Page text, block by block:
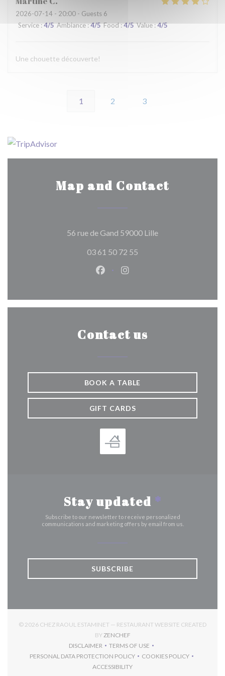
2026-07-14 - 20:00 - Guests 6
Service:4/5 Ambiance:4/5 Food:4/5 Value:4/5
Une chouette découverte!
1 2 3
Map and Contact
56 rue de Gand 59000 Lille((opens in a new
03 61 50 72 55
Facebook ((opens in a new
Instagram ((opens in a
Contact us
BOOK A TABLE
GIFT CARDS
Stay updated *
Subscribe to our newsletter to receive personalized
communications and marketing offers by email from us.
SUBSCRIBE
© 2026 CHEZ RAOUL ESTAMINET — RESTAURANT WEBSITE CREATED
BY ZENCHEF((OPENS IN A NEW WINDOW))
DISCLAIMER
((OPENS IN A NEW WINDOW))
TERMS OF USE
((OPENS IN A NEW WINDOW))
PERSONAL DATA PROTECTION POLICY
((OPENS IN A NEW WINDOW))
COOKIES POLICY
((OPENS IN A NEW
ACCESSIBILITY
((OPENS IN A NEW WINDOW))